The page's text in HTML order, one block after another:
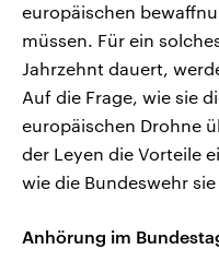
europäischen
müssen. Für ein
Jahrzehnt dauert,
Auf die Frage, wie sie
europäischen Drohne
der Leyen die Vorteile
wie die Bundeswehr
Anhörung im